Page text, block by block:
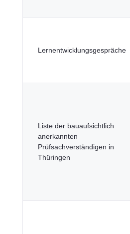
Lernentwicklungsgespräche
Liste der bauaufsichtlich
anerkannten
Prüfsachverständigen in
Thüringen